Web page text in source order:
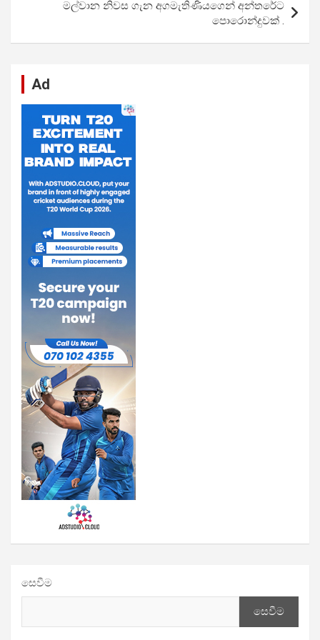
p
මල්වාන නිවස ගැන අගමැතිණියගෙන් අන්තරේට
පොරොන්දුවක් .
Ad
සෙවීම
සෙවීම